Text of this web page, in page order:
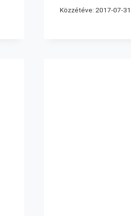
Közzétéve: 2017-07-31